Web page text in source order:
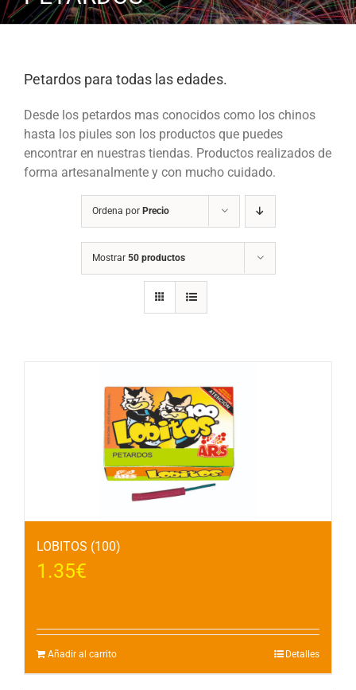
Petardos para todas las edades.
Desde los petardos mas conocidos como los chinos
hasta los piules son los productos que puedes
encontrar en nuestras tiendas. Productos realizados de
forma artesanalmente y con mucho cuidado.
Ordena por Precio
Mostrar 50 productos
LOBITOS (100)
1.35€
Añadir al carrito Detalles